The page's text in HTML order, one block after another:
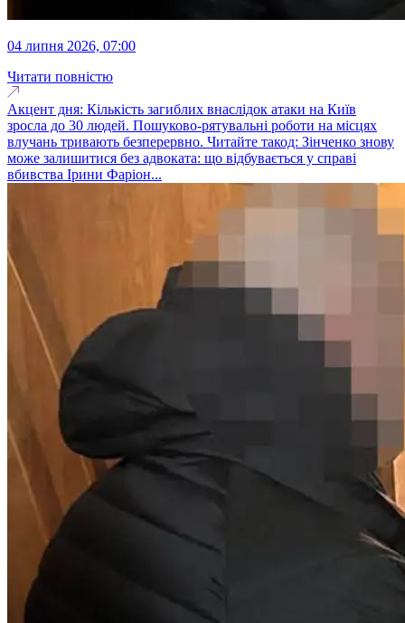
04 липня 2026, 07:00
Читати повністю
Акцент дня: Кількість загиблих внаслідок атаки на Київ
зросла до 30 людей. Пошуково-рятувальні роботи на місцях
влучань тривають безперервно. Читайте такод: Зінченко знову
може залишитися без адвоката: що відбувається у справі
вбивства Ірини Фаріон...